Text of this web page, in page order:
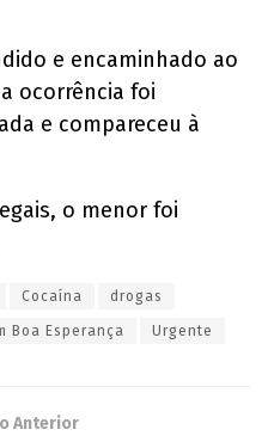
e encaminhado ao
ocorrência foi
e compareceu à
o menor foi
Cocaína drogas
Boa Esperança Urgente
Anterior